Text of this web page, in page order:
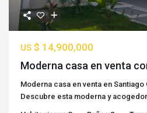
US $ 14,900,000
Moderna casa en venta
Moderna casa en venta en
Descubre esta moderna y